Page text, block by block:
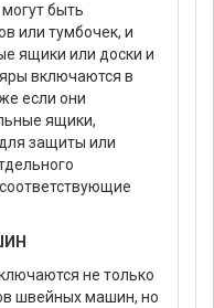
быть
или тумбочек, и
ящики или доски и
включаются в
если они
ящики,
защиты или
не только
швейных машин, но